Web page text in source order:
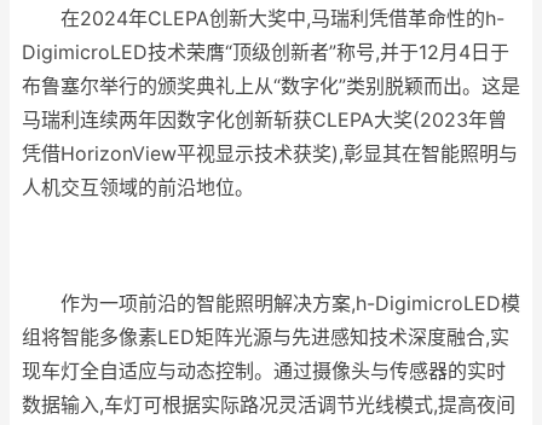
在2024年CLEPA创新大奖中,马瑞利凭借革命性的h-
DigimicroLED技术荣膺“顶级创新者”称号,并于12月4日于
布鲁塞尔举行的颁奖典礼上从“数字化”类别脱颖而出。这是
马瑞利连续两年因数字化创新斩获CLEPA大奖(2023年曾
凭借HorizonView平视显示技术获奖),彰显其在智能照明与
人机交互领域的前沿地位。
作为一项前沿的智能照明解决方案,h-DigimicroLED模
组将智能多像素LED矩阵光源与先进感知技术深度融合,实
现车灯全自适应与动态控制。通过摄像头与传感器的实时
数据输入,车灯可根据实际路况灵活调节光线模式,提高夜间